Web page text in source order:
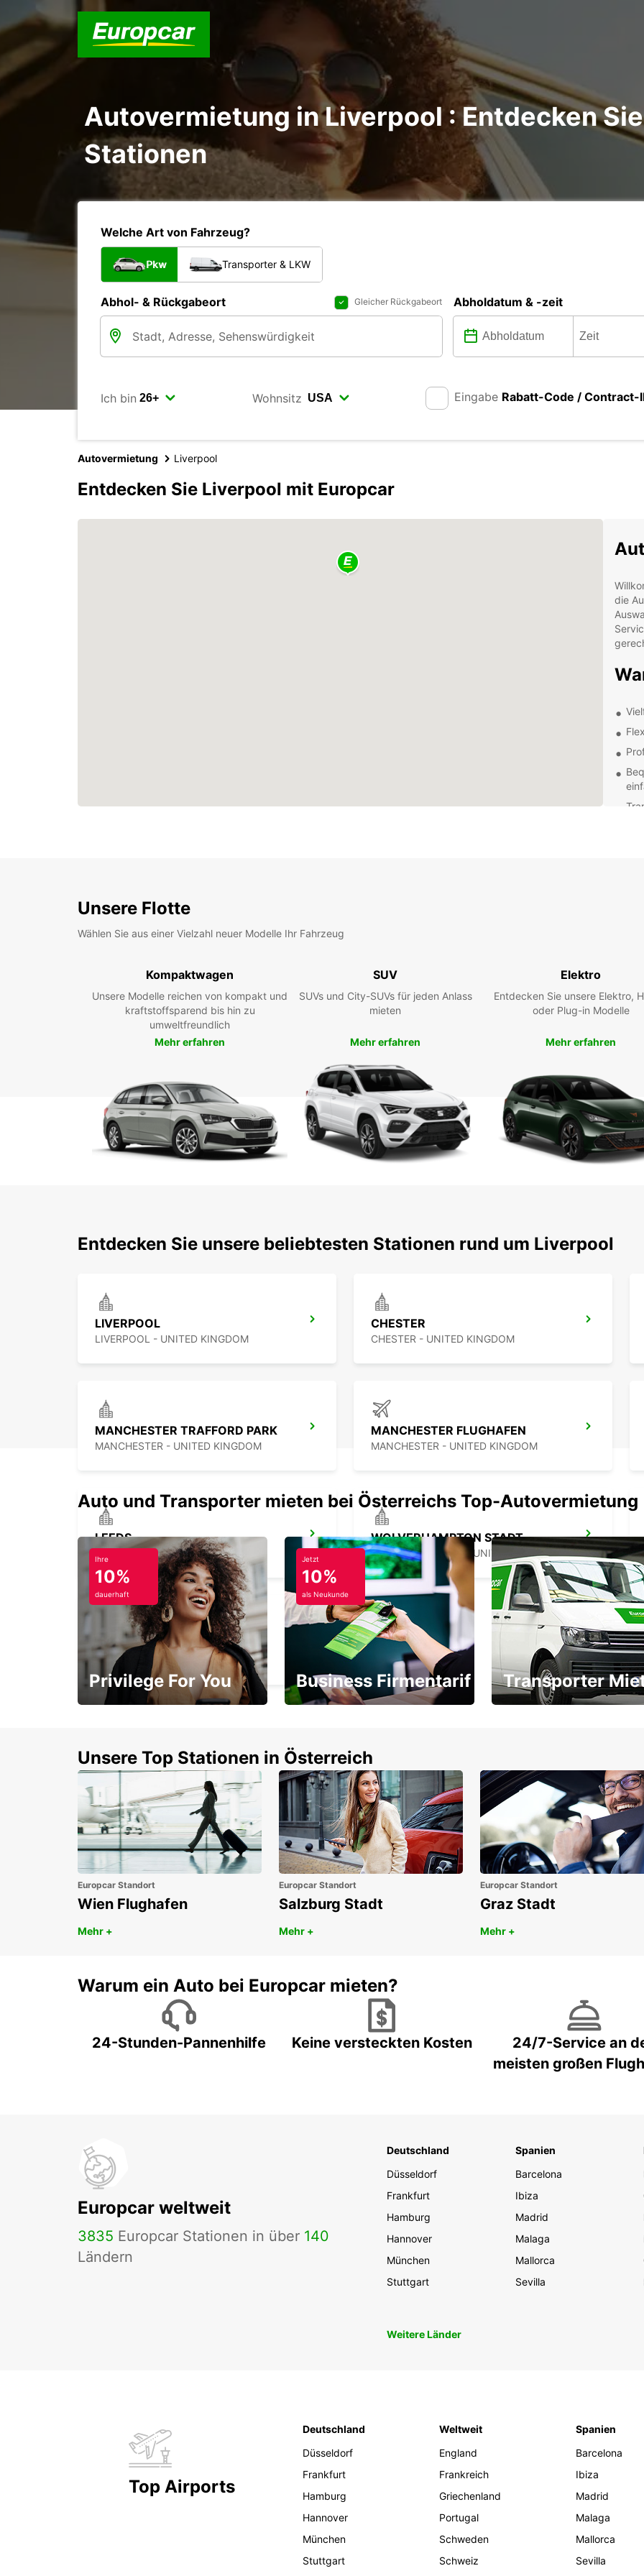
Autovermietung in Liverpool : Entdecken
Stationen
Welche Art von Fahrzeug?
Pkw Transporter & LKW
Abhol- & Rückgabeort Gleicher Rückgabeort Abholdatum & -zeit
Ich bin Wohnsitz Eingabe Rabatt-Code / Contract-
Autovermietung Liverpool
Entdecken Sie Liverpool mit Europcar
die
Unsere Flotte
Wählen Sie aus einer Vielzahl neuer Modelle Ihr Fahrzeug
Kompaktwagen
Unsere Modelle reichen von kompakt und
kraftstoffsparend bis hin zu
umweltfreundlich
Mehr erfahren
SUV
SUVs und City-SUVs für jeden Anlass
mieten
Mehr erfahren
Elektro
Entdecken Sie unsere Elektro,
oder Plug-in Modelle
Mehr erfahren
Entdecken Sie unsere beliebtesten Stationen rund um Liverpool
LIVERPOOL
LIVERPOOL - UNITED KINGDOM
CHESTER
CHESTER - UNITED KINGDOM
MANCHESTER TRAFFORD PARK
MANCHESTER - UNITED KINGDOM
MANCHESTER FLUGHAFEN
MANCHESTER - UNITED KINGDOM
LEEDS
LEEDS - UNITED KINGDOM
WOLVERHAMPTON STADT
WOLVERHAMPTON - UNITED KINGDOM
BIRMINGHAM NEWTOWN
BIRMINGHAM - UNITED KINGDOM
Auto und Transporter mieten bei Österreichs Top-Autovermietung
Ihre
10%
dauerhaft
Privilege For You
Jetzt
10%
als Neukunde
Business Firmentarif Transporter
Unsere Top Stationen in Österreich
Europcar Standort
Wien Flughafen
Mehr +
Europcar Standort
Salzburg Stadt
Mehr +
Europcar Standort
Graz Stadt
Mehr +
Warum ein Auto bei Europcar mieten?
24-Stunden-Pannenhilfe Keine versteckten Kosten
24/7-Service an
meisten großen
Europcar weltweit
3835 Europcar Stationen in über 140
Ländern
Deutschland
Düsseldorf
Frankfurt
Hamburg
Hannover
München
Stuttgart
Spanien
Barcelona
Ibiza
Madrid
Malaga
Mallorca
Sevilla
Weitere Länder
Top Airports
Deutschland
Düsseldorf
Frankfurt
Hamburg
Hannover
München
Stuttgart
Weltweit
England
Frankreich
Griechenland
Portugal
Schweden
Schweiz
Spanien
Barcelona
Ibiza
Madrid
Malaga
Mallorca
Sevilla